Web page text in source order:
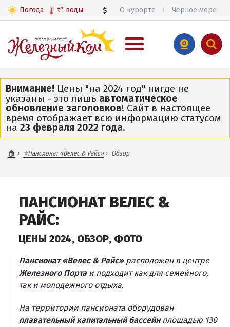
Погода t° воды $ О курорте Черное море
Общий обзор курорта
Цены 2026
Все базы отдыха и пансионаты
ЧАСТНЫЙ СЕКТОР
ПИТАНИЕ
НОЧНЫЕ КЛУБЫ
Аквапарк
Рыбалка
Внимание! Цены "на 2024 год" нигде не
указаны - это лишь автоматическое
обновление заголовков! Сайт в настоящее
время отображает всю информацию статусом
на 23 февраля 2022 года.
🏠 ⭐Пансионат «Велес & Райс» Обзор
ПАНСИОНАТ ВЕЛЕС &
РАЙС:
ЦЕНЫ 2024, ОБЗОР, ФОТО
Пансионат «Велес & Райс»расположен в центре
Железного Порта и подходит как для семейного,
так и молодежного отдыха.
На территории пансионата оборудован
плавательный капитальный бассейнплощадью 130